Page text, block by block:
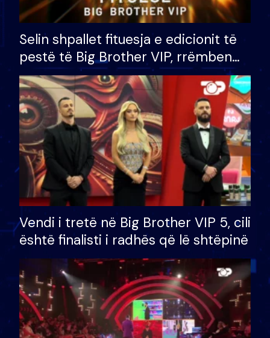
Selin shpallet fituesja e edicionit të
pestë të Big Brother VIP, rrëmben
çmimin e madh prej 100 mijë eurosh
Vendi i tretë në Big Brother VIP 5, cili
është finalisti i radhës që lë shtëpinë